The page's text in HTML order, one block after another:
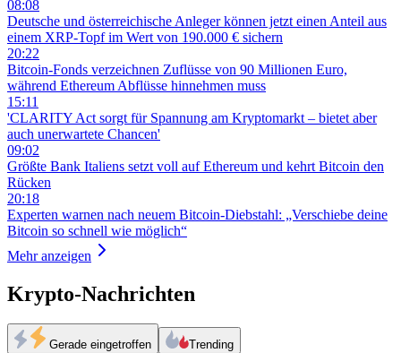
08:08
Deutsche und österreichische Anleger können jetzt einen Anteil aus
einem XRP-Topf im Wert von 190.000 € sichern
20:22
Bitcoin-Fonds verzeichnen Zuflüsse von 90 Millionen Euro,
während Ethereum Abflüsse hinnehmen muss
15:11
'CLARITY Act sorgt für Spannung am Kryptomarkt – bietet aber
auch unerwartete Chancen'
09:02
Größte Bank Italiens setzt voll auf Ethereum und kehrt Bitcoin den
Rücken
20:18
Experten warnen nach neuem Bitcoin-Diebstahl: „Verschiebe deine
Bitcoin so schnell wie möglich“
Mehr anzeigen
Krypto-Nachrichten
Gerade eingetroffen Trending